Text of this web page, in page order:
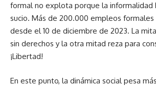
formal no explota porque la informalidad
sucio. Más de 200.000 empleos formales
desde el 10 de diciembre de 2023. La
sin derechos y la otra mitad reza para
¡Libertad!
En este punto, la dinámica social pesa